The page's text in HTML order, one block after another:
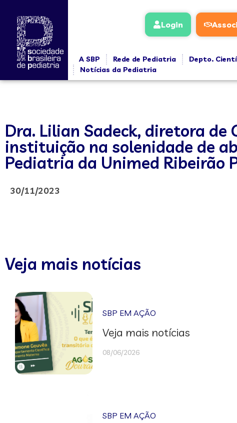
Login
A SBP Rede de Pediatria Depto.
Notícias da Pediatria
Dra. Lilian Sadeck, diretora de
instituição na solenidade de
Pediatria da Unimed Ribeirão
30/11/2023
Veja mais notícias
SBP EM AÇÃO
Veja mais notícias
08/06/2026
SBP EM AÇÃO